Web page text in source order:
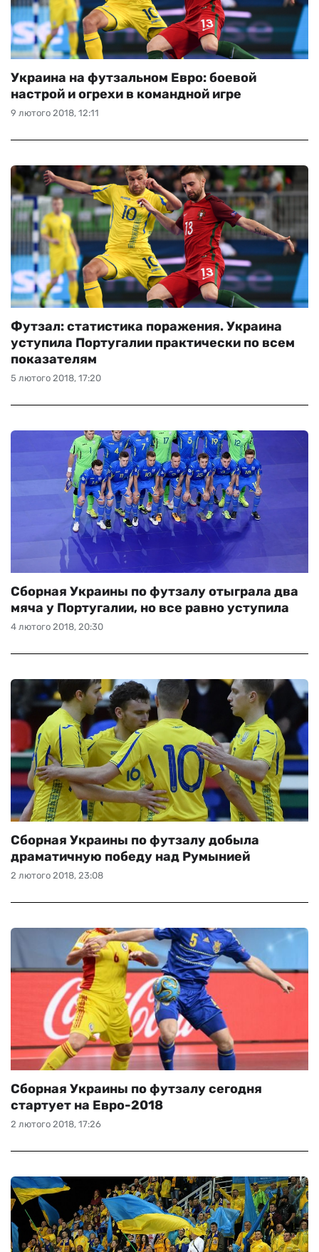
9 лютого 2018, 12:11
Украина на футзальном Евро: боевой
настрой и огрехи в командной игре
5 лютого 2018, 17:20
Футзал: статистика поражения. Украина
уступила Португалии практически по всем
показателям
4 лютого 2018, 20:30
Сборная Украины по футзалу отыграла два
мяча у Португалии, но все равно уступила
2 лютого 2018, 23:08
Сборная Украины по футзалу добыла
драматичную победу над Румынией
2 лютого 2018, 17:26
Сборная Украины по футзалу сегодня
стартует на Евро-2018